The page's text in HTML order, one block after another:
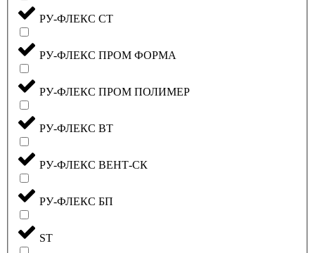
РУ-ФЛЕКС СТ
РУ-ФЛЕКС ПРОМ ФОРМА
РУ-ФЛЕКС ПРОМ ПОЛИМЕР
РУ-ФЛЕКС ВТ
РУ-ФЛЕКС ВЕНТ-СК
РУ-ФЛЕКС БП
ST